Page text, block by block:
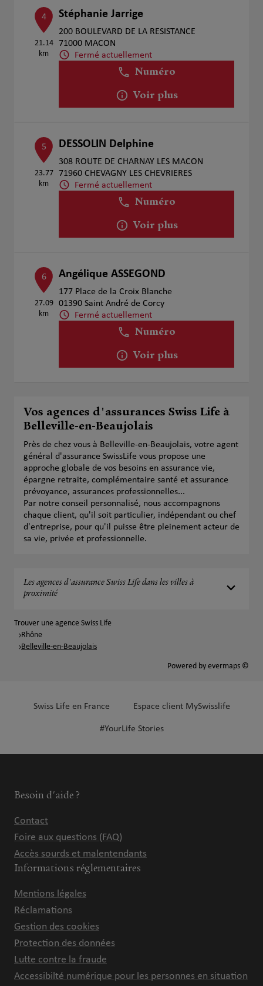
4
21.14
km
Stéphanie Jarrige
200 BOULEVARD DE LA RESISTANCE
71000 MACON
Fermé actuellement
Numéro
Voir plus
5
23.77
km
DESSOLIN Delphine
308 ROUTE DE CHARNAY LES MACON
71960 CHEVAGNY LES CHEVRIERES
Fermé actuellement
Numéro
Voir plus
6
27.09
km
Angélique ASSEGOND
177 Place de la Croix Blanche
01390 Saint André de Corcy
Fermé actuellement
Numéro
Voir plus
Vos agences d'assurances Swiss Life à
Belleville-en-Beaujolais
Près de chez vous à Belleville-en-Beaujolais, votre agent
général d'assurance SwissLife vous propose une
approche globale de vos besoins en assurance vie,
épargne retraite, complémentaire santé et assurance
prévoyance, assurances professionnelles...
Par notre conseil personnalisé, nous accompagnons
chaque client, qu'il soit particulier, indépendant ou chef
d'entreprise, pour qu'il puisse être pleinement acteur de
sa vie, privée et professionnelle.
Les agences d'assurance Swiss Life dans les villes à
proximité
Trouver une agence Swiss Life
Rhône
Belleville-en-Beaujolais
Powered by evermaps ©
Swiss Life en France Espace client MySwisslife
#YourLife Stories
Besoin d'aide ?
Contact
Foire aux questions (FAQ)
Accès sourds et malentendants
Informations réglementaires
Mentions légales
Réclamations
Gestion des cookies
Protection des données
Lutte contre la fraude
Accessibilté numérique pour les personnes en situation